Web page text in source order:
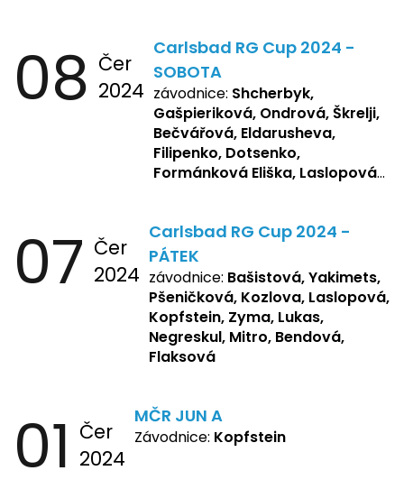
08 Čer
2024
Carlsbad RG Cup 2024 -
SOBOTA
závodnice: Shcherbyk,
Gašpieriková, Ondrová, Škrelji,
Bečvářová, Eldarusheva,
Filipenko, Dotsenko,
Formánková Eliška, Laslopová
Žbánková, Bašistová Beáta,
Yakimets, Pšeničková Vanesa,
Kozlova Nelly, Laslopová B.,
Kopfstein, Lukas, Negreskul ,
Mitro, Bendová, Flaksová
07 Čer
2024
Carlsbad RG Cup 2024 -
PÁTEK
závodnice: Bašistová, Yakimets,
Pšeničková, Kozlova, Laslopová,
Kopfstein, Zyma, Lukas,
Negreskul, Mitro, Bendová,
Flaksová
01 Čer
2024
MČR JUN A
Závodnice: Kopfstein